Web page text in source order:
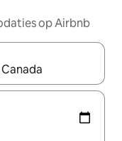
op Airbnb
maak je een keuze